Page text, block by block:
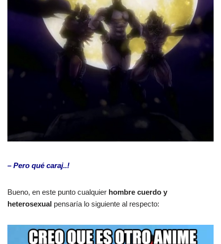
– Pero qué caraj..!
Bueno, en este punto cualquier hombre cuerdo y
heterosexual pensaría lo siguiente al respecto: